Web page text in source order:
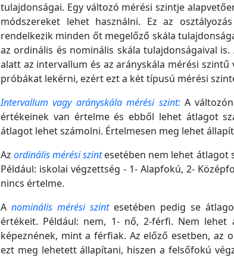
tulajdonságai. Egy változó mérési szintje
módszereket lehet használni. Ez az
rendelkezik minden őt megelőző skála
az ordinális és nominális skála tulajdonságaival
alatt az intervallum és az arányskála mérési
próbákat lekérni, ezért ezt a két típusú mérési
Intervallum vagy arányskála mérési szint:A
értékeinek van értelme és ebből lehet átlagot
átlagot lehet számolni. Értelmesen meg lehet
Azordinális mérési szintesetében nem lehet átlagot
Például: iskolai végzettség - 1- Alapfokú, 2-
nincs értelme.
A nominális mérési szintesetében pedig se
értékeit. Például: nem, 1- nő, 2-férfi. Nem
képeznének, mint a férfiak. Az előző esetben, az
ezt meg lehetett állapítani, hiszen a felsőfokú